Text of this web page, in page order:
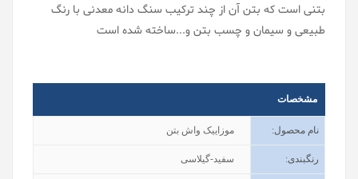
بتنی است که بتن آن از چند ترکیب سنگ دانه معدنی با رنگ
طبیعی و سیمان و چسب بتن و...ساخته شده است
مشخصات
نام محصول: موزاییک واش بتن
رنگبندی: سفید-گیلاسی